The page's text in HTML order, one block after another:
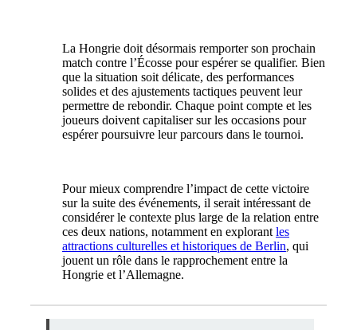
La Hongrie doit désormais remporter son prochain
match contre l’Écosse pour espérer se qualifier. Bien
que la situation soit délicate, des performances
solides et des ajustements tactiques peuvent leur
permettre de rebondir. Chaque point compte et les
joueurs doivent capitaliser sur les occasions pour
espérer poursuivre leur parcours dans le tournoi.
Pour mieux comprendre l’impact de cette victoire
sur la suite des événements, il serait intéressant de
considérer le contexte plus large de la relation entre
ces deux nations, notamment en explorant les
attractions culturelles et historiques de Berlin, qui
jouent un rôle dans le rapprochement entre la
Hongrie et l’Allemagne.